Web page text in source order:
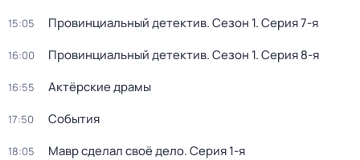
15:05 Провинциальный детектив. Сезон 1. Серия 7-я
16:00 Провинциальный детектив. Сезон 1. Серия 8-я
16:55 Актёрские драмы
17:50 События
18:05 Мавр сделал своё дело. Серия 1-я